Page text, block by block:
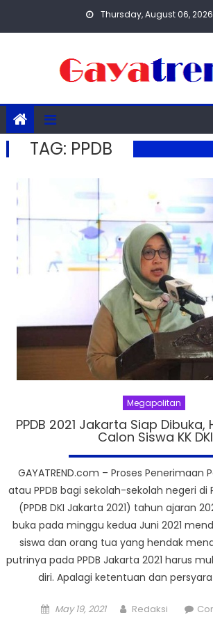
Thursday, August 06, 2026
TAG: PPDB
Megapolitan
PPDB 2021 Jakarta Siap
Calon Siswa KK DKI
GAYATREND.com – Proses Penerimaan
atau PPDB bagi sekolah-sekolah negeri di
(PPDB DKI Jakarta 2021) tahun ajaran
buka pada minggu kedua Juni 2021
siswa dan orang tua yang hendak
putrinya pada PPDB Jakarta 2021 harus
diri. Apalagi ketentuan dan
Posted
May 19, 2021 Author
Redaksi